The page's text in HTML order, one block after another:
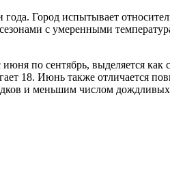
Город испытывает
с умеренными
по сентябрь, выделяется
18. Июнь также отличается
и меньшим числом